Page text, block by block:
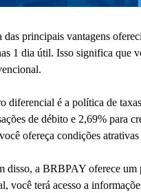
das principais vantagens
1 dia útil. Isso significa que
diferencial é a política de
de débito e 2,69% para
ofereça condições atrativas
disso, a BRBPAY oferece um
você terá acesso a